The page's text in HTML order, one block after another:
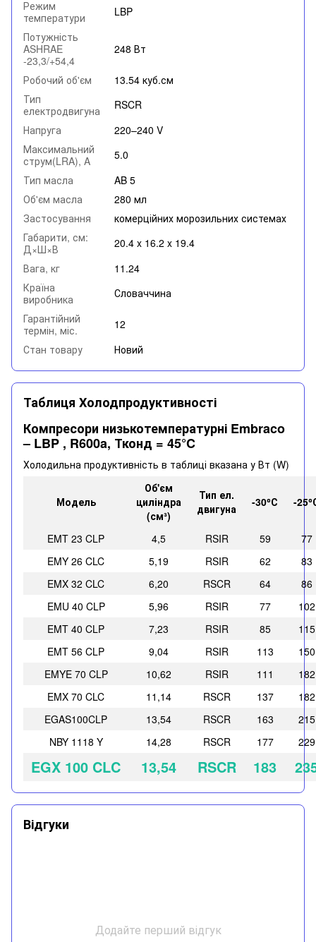
Режим
температури
LBP
Потужність
ASHRAE
-23,3/+54,4
248 Вт
Робочий об'єм
13.54 куб.см
Тип
електродвигуна
RSCR
Напруга
220–240 V
Максимальний
струм(LRA), A
5.0
Тип масла
AB 5
Об'єм масла
280 мл
Застосування
комерційних морозильних системах
Габарити, см:
Д×Ш×В
20.4 x 16.2 x 19.4
Вага, кг
11.24
Країна
виробника
Словаччина
Гарантійний
термін, міс.
12
Стан товару
Новий
Таблиця Холодпродуктивності
Компресори низькотемпературні Embraco
– LBP , R600a, Тконд = 45°C
Холодильна продуктивність в таблиці вказана у Вт (W)
Модель
Об'єм
циліндра
(см³)
Тип ел.
двигуна
-30⁰С -
EMT 23 CLP 4,5 RSIR 59
77
EMY 26 CLC
5,19 RSIR 62
83
EMX 32 CLC
6,20 RSCR 64
86
EMU 40 CLP
5,96 RSIR 77
102
EMT 40 CLP
7,23 RSIR 85
115
EMT 56 CLP
9,04 RSIR 113
150
EMYE 70 CLP
10,62 RSIR 111
182
EMX 70 CLC
11,14 RSCR 137
182
EGAS100CLP
13,54 RSCR 163
215
NBY 1118 Y
14,28 RSCR 177 229
EGX 100 CLC 13,54 RSCR 183
Відгуки
Додайте перший відгук